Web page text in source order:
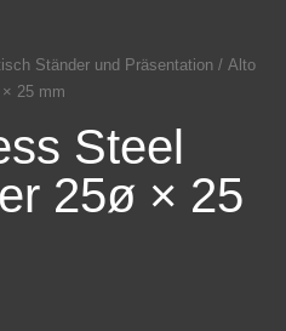
Ständer und Präsentation / Alto
25 mm
Steel
25ø × 25